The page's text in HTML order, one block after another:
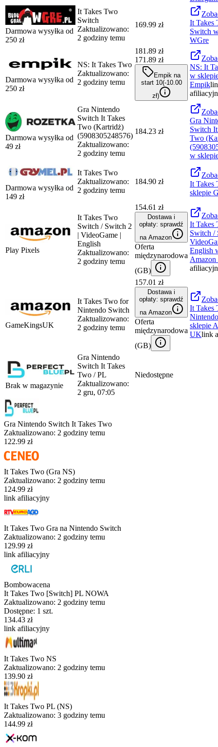
Darmowa wysyłka od
250 zł
It Takes Two
Switch
Zaktualizowano:
2 godziny temu
169.99 zł
It Takes
Switch
WGre
Darmowa wysyłka od
250 zł
NS: It Takes Two
Zaktualizowano:
2 godziny temu
181.89 zł
171.89 zł
Empik na
start 10(-10.00
zł)
NS: It
w
Empik
Darmowa wysyłka od
49 zł
Gra Nintendo
Switch It Takes
Two (Kartridż)
(5908305248576)
Zaktualizowano:
2 godziny temu
184.23 zł
Gra
Switch
Two
w
Darmowa wysyłka od
149 zł
It Takes Two
Zaktualizowano:
2 godziny temu
184.90 zł
It Takes
sklepie
Play Pixels
It Takes Two
Switch / Switch 2
| VideoGame |
English
Zaktualizowano:
2 godziny temu
154.61 zł
Dostawa i
opłaty: sprawdź
na Amazon
Oferta
międzynarodowa
(GB)
It Takes
Switch /
English
GameKingsUK
It Takes Two for
Nintendo Switch
Zaktualizowano:
2 godziny temu
157.01 zł
Dostawa i
opłaty: sprawdź
na Amazon
Oferta
międzynarodowa
(GB)
It Takes
sklepie
UKlink
Brak w magazynie
Gra Nintendo
Switch It Takes
Two / PL
Zaktualizowano:
2 gru, 07:05
Niedostępne
Gra Nintendo Switch It Takes Two
Zaktualizowano: 2 godziny temu
122.99 zł
It Takes Two (Gra NS)
Zaktualizowano: 2 godziny temu
124.99 zł
link afiliacyjny
It Takes Two Gra na Nintendo Switch
Zaktualizowano: 2 godziny temu
129.99 zł
link afiliacyjny
Bombowacena
It Takes Two [Switch] PL NOWA
Zaktualizowano: 2 godziny temu
Dostępne: 1 szt.
134.43 zł
link afiliacyjny
It Takes Two NS
Zaktualizowano: 2 godziny temu
139.90 zł
It Takes Two PL (NS)
Zaktualizowano: 3 godziny temu
144.99 zł